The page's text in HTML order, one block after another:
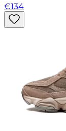
€134